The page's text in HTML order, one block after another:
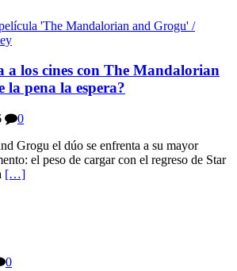
a los cines con The Mandalorian
la pena la espera?
0
Grogu el dúo se enfrenta a su mayor
el peso de cargar con el regreso de Star
[…]
0